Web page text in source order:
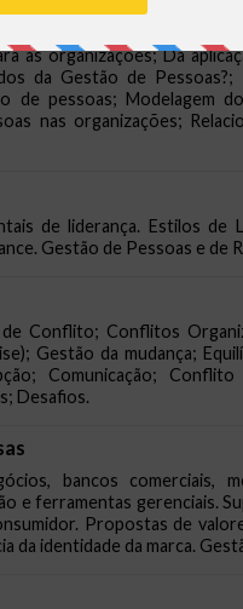
da Gestão de Pessoas;
as organizações; Da
da Gestão de
de pessoas; Modelagem
nas organizações;
de liderança. Estilos de
Gestão de Pessoas e de
Conflito; Conflitos
Gestão da mudança;
Comunicação; Conflito
Desafios.
bancos comerciais,
e ferramentas gerenciais.
Propostas de
da identidade da marca.